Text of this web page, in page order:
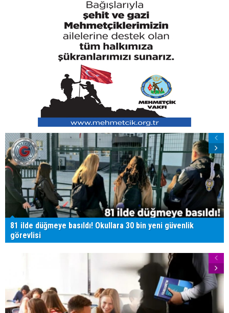
81 ilde düğmeye basıldı! Okullara 30 bin yeni güvenlik
görevlisi